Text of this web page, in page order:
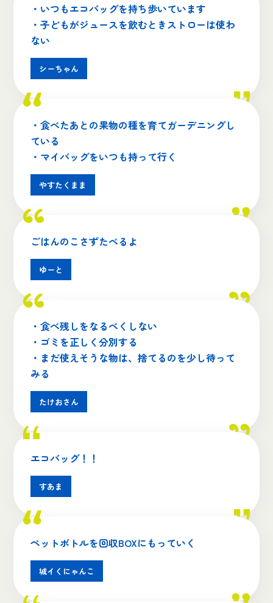
・いつもエコバッグを持ち歩いています
・子どもがジュースを飲むときストローは使わ
ない
シーちゃん
・食べたあとの果物の種を育てガーデニングし
ている
・マイバッグをいつも持って行く
やすたくまま
ごはんのこさずたべるよ
ゆーと
・食べ残しをなるべくしない
・ゴミを正しく分別する
・まだ使えそうな物は、捨てるのを少し待って
みる
たけおさん
エコバッグ！！
すあま
ペットボトルを回収BOXにもっていく
城イくにゃんこ